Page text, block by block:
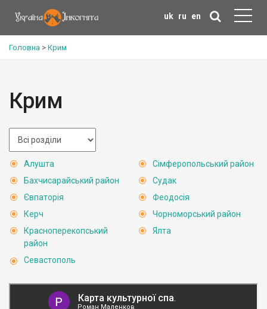
uk ru en
Головна > Крим
Крим
Алушта
Бахчисарайський район
Євпаторія
Керч
Красноперекопський
район
Севастополь
Сімферопольський район
Судак
Феодосія
Чорноморський район
Ялта